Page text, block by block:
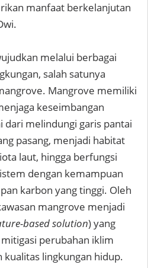
manfaat berkelanjutan
melalui berbagai
salah satunya
Mangrove memiliki
keseimbangan
dari melindungi garis pantai
pasang, menjadi habitat
laut, hingga berfungsi
dengan kemampuan
karbon yang tinggi. Oleh
mangrove menjadi
based solution) yang
perubahan iklim
lingkungan hidup.